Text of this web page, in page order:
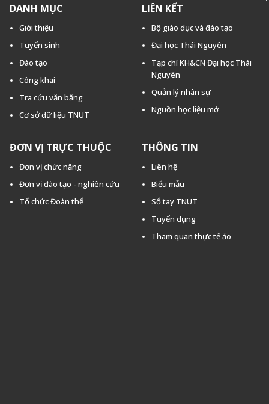
DANH MỤC
Giới thiệu
Tuyển sinh
Đào tạo
Công khai
Tra cứu văn bằng
Cơ sở dữ liệu TNUT
LIÊN KẾT
Bộ giáo dục và đào tạo
Đại học Thái Nguyên
Tạp chí KH&CN Đại học Thái
Nguyên
Quản lý nhân sự
Nguồn học liệu mở
ĐƠN VỊ TRỰC THUỘC
Đơn vị chức năng
Đơn vị đào tạo - nghiên cứu
Tổ chức Đoàn thể
THÔNG TIN
Liên hệ
Biểu mẫu
Sổ tay TNUT
Tuyển dụng
Tham quan thực tế ảo